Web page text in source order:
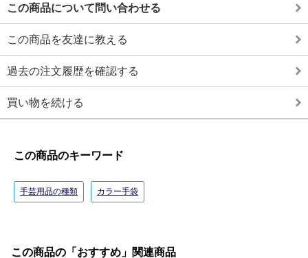
この商品について問い合わせる
この商品を友達に教える
過去の注文履歴を確認する
買い物を続ける
この商品のキーワード
手芸用品の種類 カラー手袋
この商品の「おすすめ」関連商品